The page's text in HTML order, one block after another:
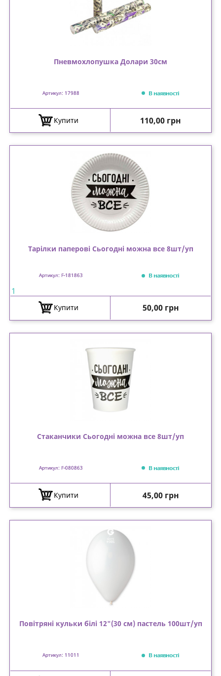
Пневмохлопушка Долари 30см
Артикул: 17988 В наявності
Купити Ціна
110,00 грн
Тарілки паперові Сьогодні можна все 8шт/уп
Артикул: F-181863 В наявності
1
Купити Ціна
50,00 грн
Стаканчики Сьогодні можна все 8шт/уп
Артикул: F-080863 В наявності
Купити Ціна
45,00 грн
Повітряні кульки білі 12"(30 см) пастель 100шт/уп
Артикул: 11011 В наявності